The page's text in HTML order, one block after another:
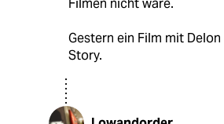
Filmen nicht wäre.
Gestern ein Film mit
Story.